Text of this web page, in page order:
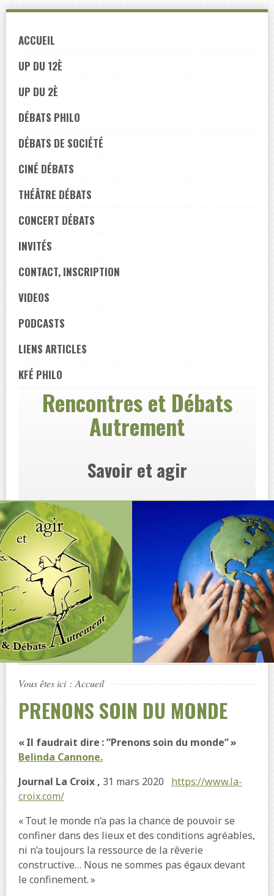
navigation
Skip
content
ACCUEIL
UP DU 12È
UP DU 2È
DÉBATS PHILO
DÉBATS DE SOCIÉTÉ
CINÉ DÉBATS
THÉÂTRE DÉBATS
CONCERT DÉBATS
INVITÉS
CONTACT, INSCRIPTION
VIDEOS
PODCASTS
LIENS ARTICLES
KFÉ PHILO
Rencontres et Débats
Autrement
Savoir et agir
Vous êtes ici : Accueil
PRENONS SOIN DU MONDE
« Il faudrait dire : ”Prenons soin du monde” »
Belinda Cannone.
Journal La Croix , 31 mars 2020 https://www.la-
croix.com/
« Tout le monde n’a pas la chance de pouvoir se
confiner dans des lieux et des conditions agréables,
ni n’a toujours la ressource de la rêverie
constructive… Nous ne sommes pas égaux devant
le confinement. »